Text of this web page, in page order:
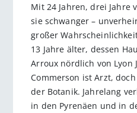
Mit 24 Jahren, drei Jahre
sie schwanger –
großer
13 Jahre älter, dessen
Arroux nördlich von Lyon
Commerson ist Arzt,
der Botanik. Jahrelang
in den Pyrenäen und in